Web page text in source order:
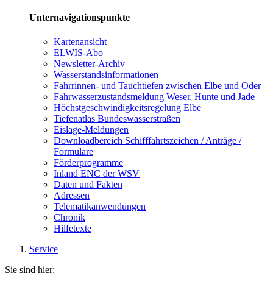
Unternavigationspunkte
Kartenansicht
ELWIS-Abo
Newsletter-Archiv
Wasserstandsinformationen
Fahrrinnen- und Tauchtiefen zwischen Elbe und Oder
Fahrwasserzustandsmeldung Weser, Hunte und Jade
Höchstgeschwindigkeitsregelung Elbe
Tiefenatlas Bundeswasserstraßen
Eislage-Meldungen
Downloadbereich Schifffahrtszeichen / Anträge /
Formulare
Förderprogramme
Inland ENC der WSV
Daten und Fakten
Adressen
Telematikanwendungen
Chronik
Hilfetexte
Service
Sie sind hier: